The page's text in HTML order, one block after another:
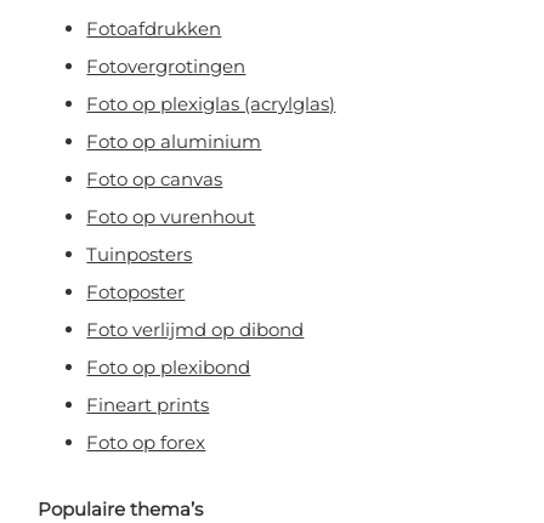
Fotoafdrukken
Fotovergrotingen
Foto op plexiglas (acrylglas)
Foto op aluminium
Foto op canvas
Foto op vurenhout
Tuinposters
Fotoposter
Foto verlijmd op dibond
Foto op plexibond
Fineart prints
Foto op forex
Populaire thema’s